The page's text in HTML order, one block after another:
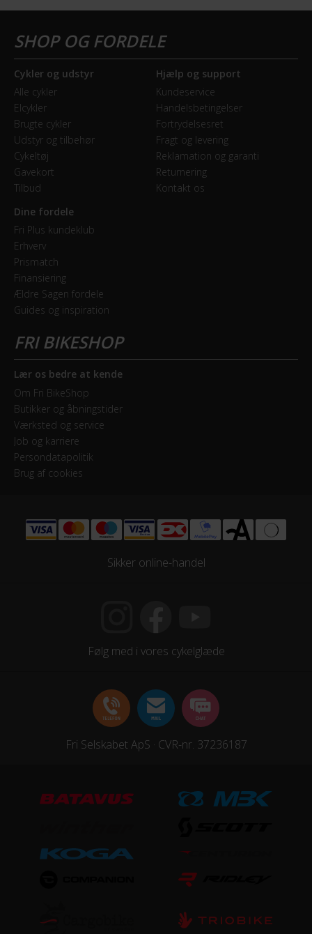
Cykler og udstyr
Alle cykler
Elcykler
Brugte cykler
Udstyr og tilbehør
Cykeltøj
Gavekort
Tilbud
Hjælp og support
Kundeservice
Handelsbetingelser
Fortrydelsesret
Fragt og levering
Reklamation og garanti
Returnering
Kontakt os
Dine fordele
Fri Plus kundeklub
Erhverv
Prismatch
Finansiering
Ældre Sagen fordele
Guides og inspiration
Lær os bedre at kende
Om Fri BikeShop
Butikker og åbningstider
Værksted og service
Job og karriere
Persondatapolitik
Brug af cookies
Sikker online-handel
Følg med i vores cykelglæde
Fri Selskabet ApS · CVR-nr. 37236187